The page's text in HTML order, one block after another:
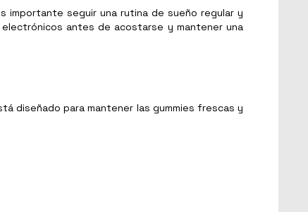
importante seguir una rutina de sueño regular y
antes de acostarse y mantener una
diseñado para mantener las gummies frescas y